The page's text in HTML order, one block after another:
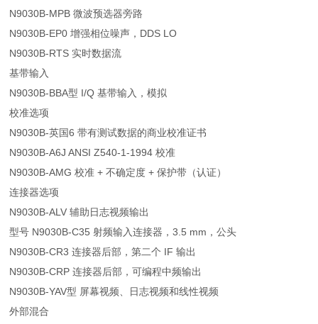
N9030B-MPB 微波预选器旁路
N9030B-EP0 增强相位噪声，DDS LO
N9030B-RTS 实时数据流
基带输入
N9030B-BBA型 I/Q 基带输入，模拟
校准选项
N9030B-英国6 带有测试数据的商业校准证书
N9030B-A6J ANSI Z540-1-1994 校准
N9030B-AMG 校准 + 不确定度 + 保护带（认证）
连接器选项
N9030B-ALV 辅助日志视频输出
型号 N9030B-C35 射频输入连接器，3.5 mm，公头
N9030B-CR3 连接器后部，第二个 IF 输出
N9030B-CRP 连接器后部，可编程中频输出
N9030B-YAV型 屏幕视频、日志视频和线性视频
外部混合